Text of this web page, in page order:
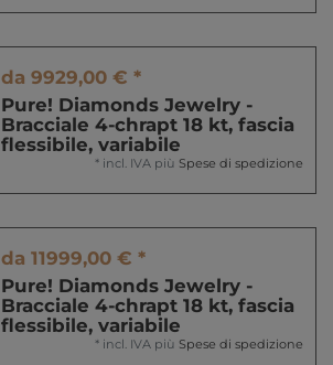
da 9929,00 € *
Pure! Diamonds Jewelry -
Bracciale 4-chrapt 18 kt, fascia
flessibile, variabile
* incl. IVA più Spese di spedizione
da 11999,00 € *
Pure! Diamonds Jewelry -
Bracciale 4-chrapt 18 kt, fascia
flessibile, variabile
* incl. IVA più Spese di spedizione